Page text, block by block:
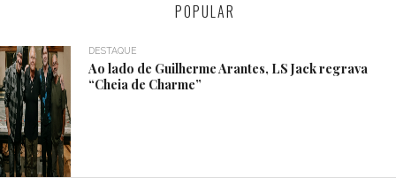
POPULAR
DESTAQUE
Ao lado de Guilherme Arantes, LS Jack regrava
“Cheia de Charme”